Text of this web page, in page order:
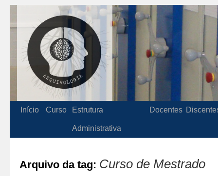
Início Curso Estrutura
Administrativa
Docentes
Arquivo da tag: Curso de Mestrado